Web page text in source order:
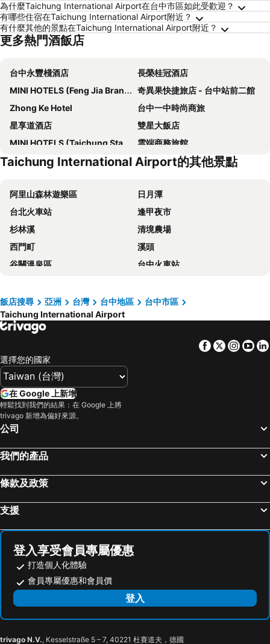
為什麼Taichung International Airport在台中市區如此受歡迎？
有哪些住宿在Taichung International Airport附近？
有什麼其他的景點在Taichung International Airport附近？
更多熱門酒飯店
台中永豐棧酒店
長榮桂冠酒店
MINI HOTELS (Feng Jia Branch)
奇異果快捷旅店 - 台中站前二館
Zhong Ke Hotel
台中一中時尚商旅
星享道酒店
雙星大飯店
MINI HOTELS (Taichung Station Branch)
雲端商務旅館
Shunxi Time Hotel (Hongshan Lake Gufu Street)
T Hotel
台中林酒店
KUN Tour Hotel
奇異果快捷旅店
薆悅酒店台中館
Howard Prince Hotel Taichung
Kloud Hotel
三好行旅
Hotel Z
清新溫泉飯店
永豐棧酒店大墩館
Raise Hotel Taichung
豐邑逢甲商旅
薆悅酒店五權館
台中博客創意旅店
台中威汀城市酒店
Hotel Maple Taiwan Boulevard
全國大飯店
Military 75 Hotel
台中日月千禧酒店
台中裕元花園酒店
Ohotel
OLAH Poshtel - Taichung Station
The Royal Taichung
manor
萊茵堡酒店
Xing Yu Hotel
Yu Chun Hotel
Fengjia Hotel Bell
Magic deer House 鹿鹿魔法屋
Hotel Euphemia
Taichung International Airport的其他景點
阿里山森林遊樂區
日月潭
台北火車站
逢甲夜市
杉林溪
清境農場
西門町
溪頭
谷關溫泉區
台中火車站
關子嶺溫泉
台中一中商圈
六福村主題遊樂園
台南火車站
台灣桃園國際機場
北投溫泉
台北市立動物園
義大遊樂世界
高雄左營高鐵站
新竹內灣老街
南港站覽館
高雄瑞豐夜市
泰安溫泉
拉拉山
淡水老街
烏來溫泉
饒河街觀光夜市
高雄六合夜市
飯店搜尋 亞洲 台灣 台中地區
台中市區
Taichung International Airport
Facebook
Twitter
選擇您的國家
在 Google 上新增
輕鬆找到我們的結果：在 Google 上將
trivago 新增為偏好來源。
公司
我們的產品
條款及政策
支援
登入享受會員專屬優惠
打造個人化體驗
會員專屬優惠和會員價
登入
trivago N.V., Kesselstraße 5 – 7, 40221 杜賽道夫，德國